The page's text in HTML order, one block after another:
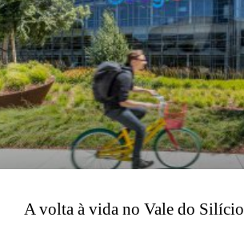
A volta à vida no Vale do Silício